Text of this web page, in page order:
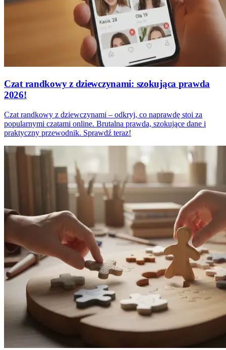
Czat randkowy z dziewczynami: szokująca prawda
2026!
Czat randkowy z dziewczynami – odkryj, co naprawdę stoi za
popularnymi czatami online. Brutalna prawda, szokujące dane i
praktyczny przewodnik. Sprawdź teraz!